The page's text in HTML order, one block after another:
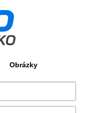
Obrázky